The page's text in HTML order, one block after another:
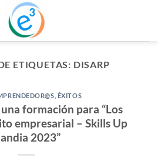
ETIQUETAS: DISARP
ÉXITOS
formación para “Los
empresarial – Skills Up
2023”